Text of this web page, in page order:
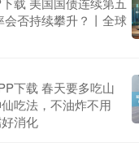
会否持续攀升？丨全球
下载 春天要多吃山
吃法，不油炸不用
消化